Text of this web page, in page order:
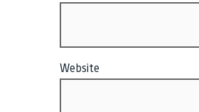
Website